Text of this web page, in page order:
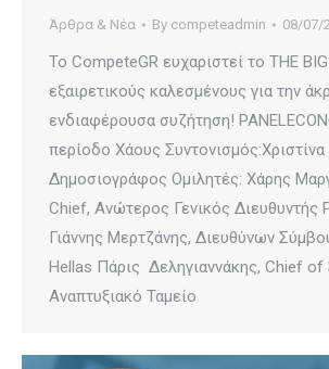
Άρθρα & Νέα By competeadmin 08/07/
Το CompeteGR ευχαριστεί το ΤHE BIG
εξαιρετικούς καλεσμένους για την
ενδιαφέρουσα συζήτηση!
περίοδο Χάους Συντονισμός:Χριστίνα
Δημοσιογράφος Ομιλητές: Χάρης
Chief, Ανώτερος Γενικός Διευθυντής
Γιάννης Μερτζάνης, Διευθύνων
Hellas Πάρις Δεληγιαννάκης, Chief of
Αναπτυξιακό Ταμείο